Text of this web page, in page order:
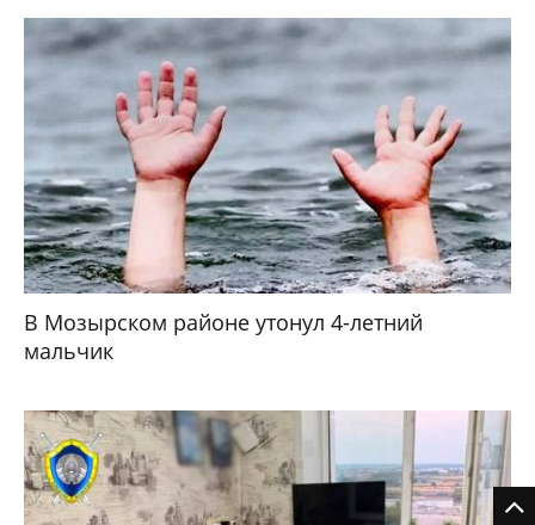
В Мозырском районе утонул 4-летний
мальчик